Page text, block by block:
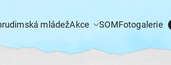
mládežAkce SOMFotogalerie